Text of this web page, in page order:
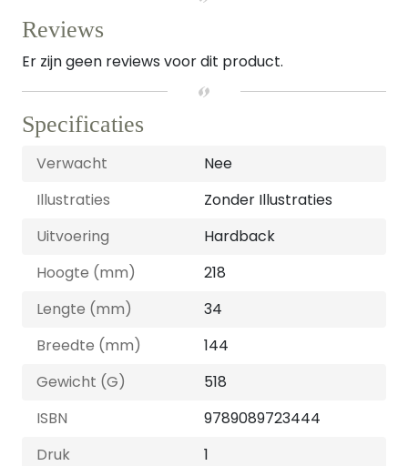
Reviews
Er zijn geen reviews voor dit product.
Specificaties
Verwacht
Nee
Illustraties
Zonder Illustraties
Uitvoering
Hardback
Hoogte (mm)
218
Lengte (mm)
34
Breedte (mm)
144
Gewicht (G)
518
ISBN
9789089723444
Druk
1